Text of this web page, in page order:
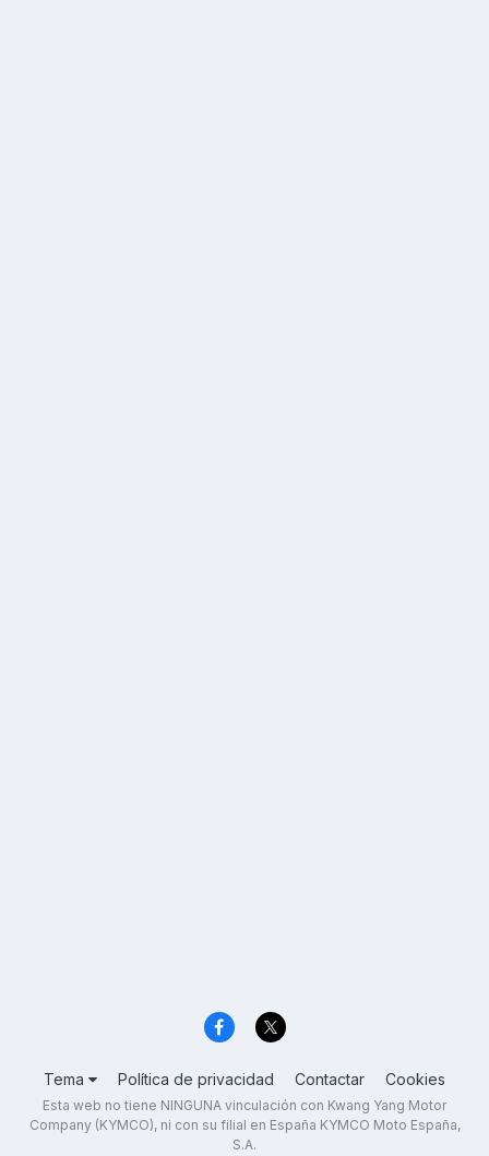
Tema Política de privacidad Contactar Cookies
Esta web no tiene NINGUNA vinculación con Kwang Yang Motor
Company (KYMCO), ni con su filial en España KYMCO Moto España,
S.A.